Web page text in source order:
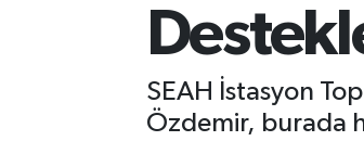
SEAH İstasyon
Özdemir, burada